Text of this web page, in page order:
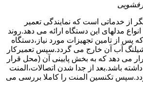
از خدماتی است که نمایندگی تعمیر
مدلهای این دستگاه ارائه می دهد.روند
پس از تامین تجهیزات مورد نیاز،دستگاه
آب آن خارج می گردد.سپس تعمیرکار
می دهد که به بخش پایینی آن (محل قرار
باشد.بعد از جدا شدن اتصالات،المنت
تکنسین المنت را کاملا بررسی می